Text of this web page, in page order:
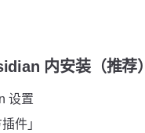
内安装（推荐）
设置
件」